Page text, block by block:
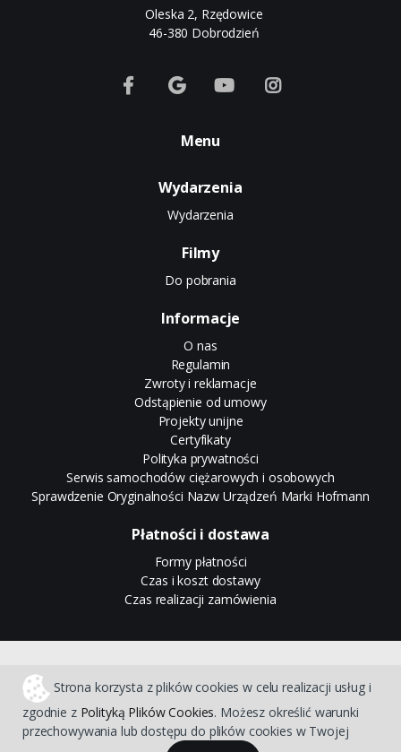
Strona korzysta z plików cookies w celu realizacji usług i
zgodnie z Polityką Plików Cookies. Możesz określić warunki
przechowywania lub dostępu do plików cookies w Twojej
Oleska 2, Rzędowice
46-380 Dobrodzień
Menu
Wydarzenia
Wydarzenia
Filmy
Do pobrania
Informacje
O nas
Regulamin
Zwroty i reklamacje
Odstąpienie od umowy
Projekty unijne
Certyfikaty
Polityka prywatności
Serwis samochodów ciężarowych i osobowych
Sprawdzenie Oryginalności Nazw Urządzeń Marki Hofmann
Płatności i dostawa
Formy płatności
Czas i koszt dostawy
Czas realizacji zamówienia